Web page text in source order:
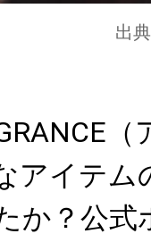
出
アイテム
か？公式